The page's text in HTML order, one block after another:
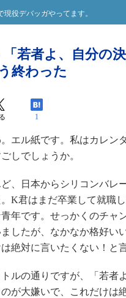
現役デバッガやってます。
「若者よ、自分の
終わった
1
エル紙です。私はカレン
しでしょうか。
、日本からシリコンバレ
K君はまだ卒業して就職
年です。せっかくのチャ
したが、なかなか格好い
絶対に言いたくない！と
ルの通りですが、「若者
が大嫌いで、これだけは